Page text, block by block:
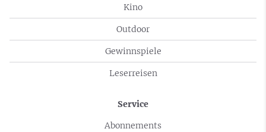
Kino
Outdoor
Gewinnspiele
Leserreisen
Service
Abonnements